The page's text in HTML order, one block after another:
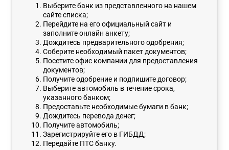
Выберите банк из представленного на нашем
сайте списка;
Перейдите на его официальный сайт и
заполните онлайн анкету;
Дождитесь предварительного одобрения;
Соберите необходимый пакет документов;
Посетите офис компании для предоставления
документов;
Получите одобрение и подпишите договор;
Выберите автомобиль в течение срока,
указанного банком;
Предоставьте необходимые бумаги в банк;
Дождитесь перевода денег;
Получите автомобиль;
Зарегистрируйте его в ГИБДД;
Передайте ПТС банку.